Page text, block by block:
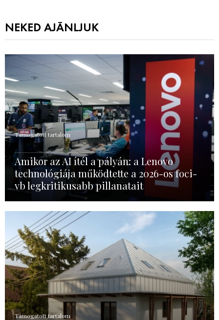
NEKED AJÁNLJUK
Támogatott tartalom
Amikor az AI ítél a pályán: a Lenovo
technológiája működtette a 2026-os foci-
vb legkritikusabb pillanatait
Támogatott tartalom